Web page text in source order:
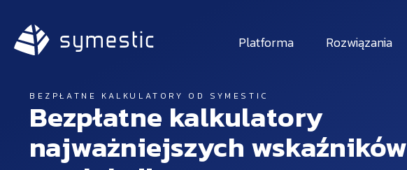
Platforma Rozwiązania
BEZPŁATNE KALKULATORY OD SYMESTIC
Bezpłatne kalkulatory
najważniejszych wskaźników